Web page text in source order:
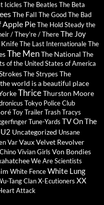
Icicles The Beatles The Beta
The Fall The Good The Bad
Apple PieThe Hold Steadythe
/ They're / ThereThe Joy
KnifeThe Last InternationaleThe
The MenThe National The
of the United States of America
The Strypes The
the world is a beautiful place
ThriceThurston Moore
Tokyo Police Club
ToyTrailer Trash Tracys
Tune-Yards TV On The
U2 Uncategorized Unsane
VarVauxVelvet Revolver
Vivian Girls Von Bondies
We Are Scientists
White FenceWhite Lung
Tang ClanX-Ecutioners XX
Attack